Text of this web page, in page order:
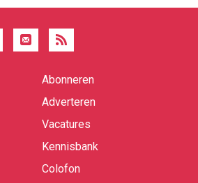
Abonneren
Adverteren
Vacatures
Kennisbank
Colofon